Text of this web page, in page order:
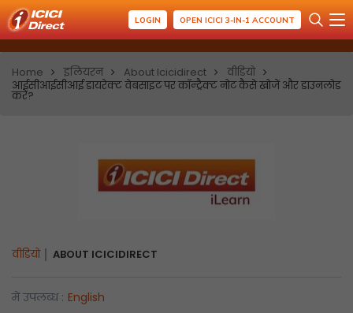
LOGIN OPEN ICICI 3-IN-1 ACCOUNT
Home इलियरन About Icicidirect
वीडियो
आईसीआईसीआई डायरेक्ट वेबसाइट पर कॉन्ट्रैक्ट नोट कैसे खोजें और डाउनलोड
करें?
वीडियो ABOUT ICICIDIRECT
में उपलब्ध : English